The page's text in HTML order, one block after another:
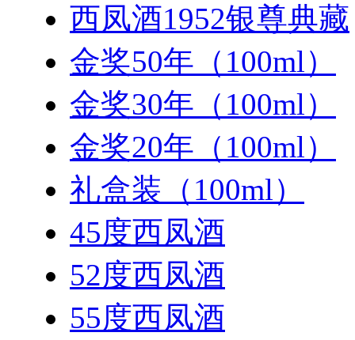
西凤酒1952银尊典藏
金奖50年（100ml）
金奖30年（100ml）
金奖20年（100ml）
礼盒装（100ml）
45度西凤酒
52度西凤酒
55度西凤酒